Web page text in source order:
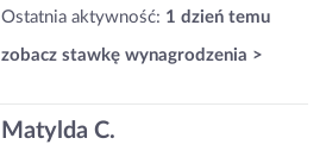
Ostatnia aktywność: 1 dzień temu
zobacz stawkę wynagrodzenia >
Matylda C.